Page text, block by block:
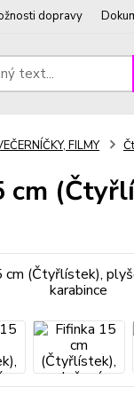
dopravy
FILMY
cm